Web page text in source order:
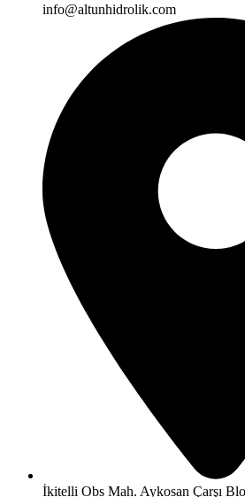
info@altunhidrolik.com
İkitelli Obs Mah. Aykosan Çarşı